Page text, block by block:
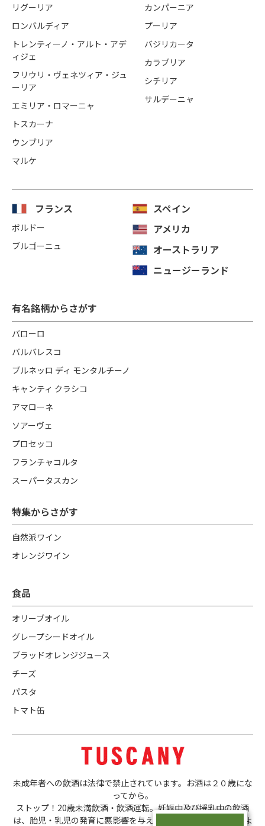
リグーリア
ロンバルディア
トレンティーノ・アルト・アデ
ィジェ
フリウリ・ヴェネツィア・ジュ
ーリア
エミリア・ロマーニャ
トスカーナ
ウンブリア
マルケ
カンパーニア
プーリア
バジリカータ
カラブリア
シチリア
サルデーニャ
フランス
ボルドー
ブルゴーニュ
スペイン
アメリカ
オーストラリア
ニュージーランド
有名銘柄からさがす
バローロ
バルバレスコ
ブルネッロ ディ モンタルチーノ
キャンティ クラシコ
アマローネ
ソアーヴェ
プロセッコ
フランチャコルタ
スーパータスカン
特集からさがす
自然派ワイン
オレンジワイン
食品
オリーブオイル
グレープシードオイル
ブラッドオレンジジュース
チーズ
パスタ
トマト缶
未成年者への飲酒は法律で禁止されています。お酒は２０歳にな
ってから。
ストップ！20歳未満飲酒・飲酒運転。妊娠中及び授乳中の飲酒
は、胎児・乳児の発育に悪影響を与える恐れがあります。ほどよ